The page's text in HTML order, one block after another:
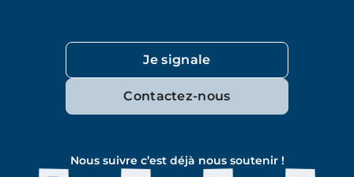
Je signale
Contactez-nous
Nous suivre c’est déjà nous soutenir !